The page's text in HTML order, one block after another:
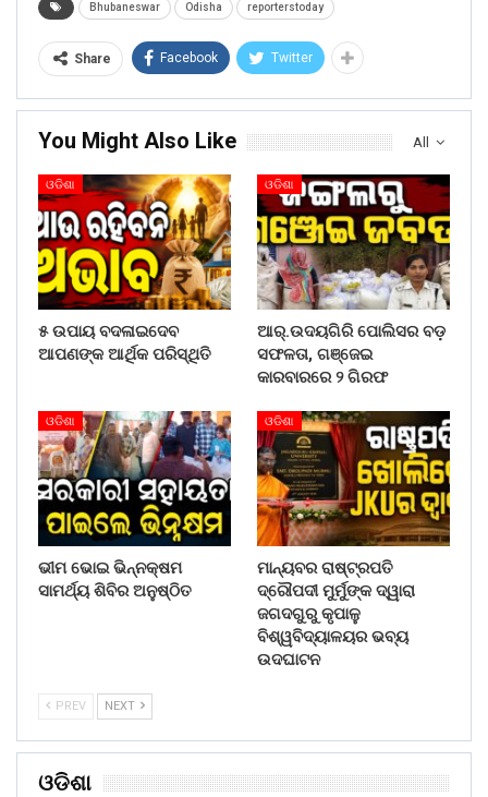
Bhubaneswar Odisha reporterstoday
Share Facebook Twitter
All
You Might Also Like
ଓଡିଶା
୫ ଉପାୟ ବଦଳାଇଦେବ
ଆପଣଙ୍କ ଆର୍ଥିକ ପରିସ୍ଥିତି
ଓଡିଶା
ଆର୍.ଉଦୟଗିରି ପୋଲିସର ବଡ଼
ସଫଳତା, ଗଞ୍ଜେଇ
କାରବାରରେ ୨ ଗିରଫ
ଓଡିଶା
ଭୀମ ଭୋଇ ଭିନ୍ନକ୍ଷମ
ସାମର୍ଥ୍ୟ ଶିବିର ଅନୁଷ୍ଠିତ
ଓଡିଶା
ମାନ୍ୟବର ରାଷ୍ଟ୍ରପତି
ଦ୍ରୌପଦୀ ମୁର୍ମୁଙ୍କ ଦ୍ୱାରା
ଜଗଦଗୁରୁ କୃପାଳୁ
ବିଶ୍ୱବିଦ୍ୟାଳୟର ଭବ୍ୟ
ଉଦଘାଟନ
PREV NEXT
ଓଡିଶା